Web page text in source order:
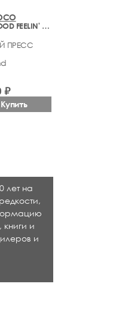
– A GOOD FEELIN' TO KNOW
ПРЕСС
₽
Купить
лет на
и
и